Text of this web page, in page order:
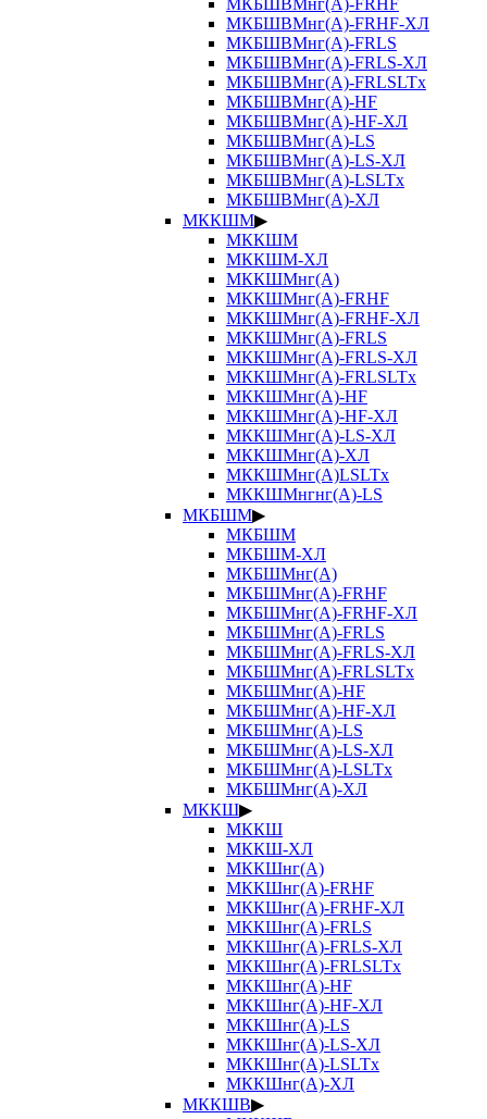
МКБШВМнг(А)-FRHF
МКБШВМнг(А)-FRHF-ХЛ
МКБШВМнг(А)-FRLS
МКБШВМнг(А)-FRLS-ХЛ
МКБШВМнг(А)-FRLSLTx
МКБШВМнг(А)-HF
МКБШВМнг(А)-HF-ХЛ
МКБШВМнг(А)-LS
МКБШВМнг(А)-LS-ХЛ
МКБШВМнг(А)-LSLTx
МКБШВМнг(А)-ХЛ
МККШМ▶
МККШМ
МККШМ-ХЛ
МККШМнг(А)
МККШМнг(А)-FRHF
МККШМнг(А)-FRHF-ХЛ
МККШМнг(А)-FRLS
МККШМнг(А)-FRLS-ХЛ
МККШМнг(А)-FRLSLTx
МККШМнг(А)-HF
МККШМнг(А)-HF-ХЛ
МККШМнг(А)-LS-ХЛ
МККШМнг(А)-ХЛ
МККШМнг(А)LSLTx
МККШМнгнг(А)-LS
МКБШМ▶
МКБШМ
МКБШМ-ХЛ
МКБШМнг(А)
МКБШМнг(А)-FRHF
МКБШМнг(А)-FRHF-ХЛ
МКБШМнг(А)-FRLS
МКБШМнг(А)-FRLS-ХЛ
МКБШМнг(А)-FRLSLTx
МКБШМнг(А)-HF
МКБШМнг(А)-HF-ХЛ
МКБШМнг(А)-LS
МКБШМнг(А)-LS-ХЛ
МКБШМнг(А)-LSLTx
МКБШМнг(А)-ХЛ
МККШ▶
МККШ
МККШ-ХЛ
МККШнг(А)
МККШнг(А)-FRHF
МККШнг(А)-FRHF-ХЛ
МККШнг(А)-FRLS
МККШнг(А)-FRLS-ХЛ
МККШнг(А)-FRLSLTx
МККШнг(А)-HF
МККШнг(А)-HF-ХЛ
МККШнг(А)-LS
МККШнг(А)-LS-ХЛ
МККШнг(А)-LSLTx
МККШнг(А)-ХЛ
МККШВ▶